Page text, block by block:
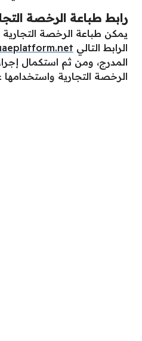
رابط طباعة الرخصة
يمكن طباعة الرخصة
الرابط التالي
المدرج، ومن ثم استكمال
الرخصة التجارية واستخدامها